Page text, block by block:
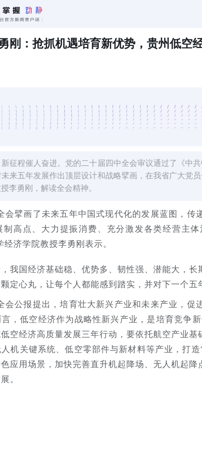
刚：抢抓机遇培育新优势，贵州低空
征程催人奋进。党的二十届四中全会审议通过了《中
来五年发展作出顶层设计和战略擘画，在我省广大党
李勇刚，解读全会精神。
会擘画了未来五年中国式现代化的发展蓝图，
制高点、大力提振消费、充分激发各类经营主
济学院教授李勇刚表示。
我国经济基础稳、优势多、韧性强、潜能大，
定心丸，让每个人都能感到踏实，并对下一个五
会公报提出，培育壮大新兴产业和未来产业，
，低空经济作为战略性新兴产业，是培育竞争
空经济高质量发展三年行动，要依托航空产业
机关键系统、低空零部件与新材料等产业，打造
应用场景，加快完善直升机起降场、无人机起
。